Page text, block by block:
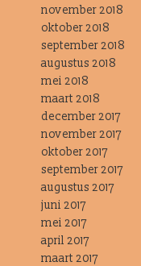
november 2018
oktober 2018
september 2018
augustus 2018
mei 2018
maart 2018
december 2017
november 2017
oktober 2017
september 2017
augustus 2017
juni 2017
mei 2017
april 2017
maart 2017